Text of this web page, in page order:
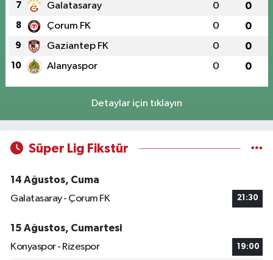
7 Galatasaray 0 0
8 Çorum FK 0 0
9 Gaziantep FK 0 0
10 Alanyaspor 0 0
Detaylar için tıklayın
Süper Lig Fikstür
14 Ağustos, Cuma
Galatasaray - Çorum FK
21:30
15 Ağustos, Cumartesi
Konyaspor - Rizespor
19:00